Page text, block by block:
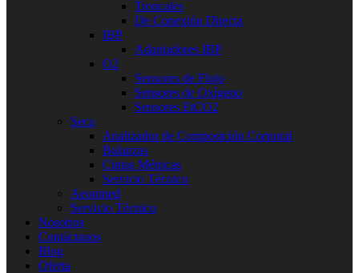
Troncales
De Conexión Directa
IBP
Adaptadores IBP
O2
Sensores de Flujo
Sensores de Oxígeno
Sensores EtCO2
Seca
Analizador de Composición Corporal
Balanzas
Cintas Métricas
Servicio Técnico
Aeonmed
Servicio Técnico
Nosotros
Contáctanos
Blog
Oferta